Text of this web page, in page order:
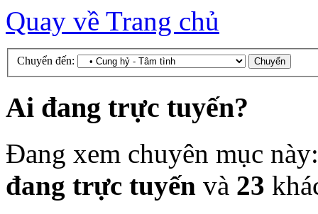
Quay về Trang chủ
Chuyển đến:
Ai đang trực tuyến?
Đang xem chuyên mục
đang trực tuyến và 23